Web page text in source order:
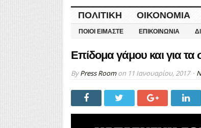
ΠΟΛΙΤΙΚΉ ΟΙΚΟΝΟΜΊΑ
ΠΟΙΟΙ ΕΊΜΑΣΤΕ ΕΠΙΚΟΙΝΩΝΊΑ
Επίδομα γάμου και για
ByPress Roomon 11 Ιανουαρίου, 2017